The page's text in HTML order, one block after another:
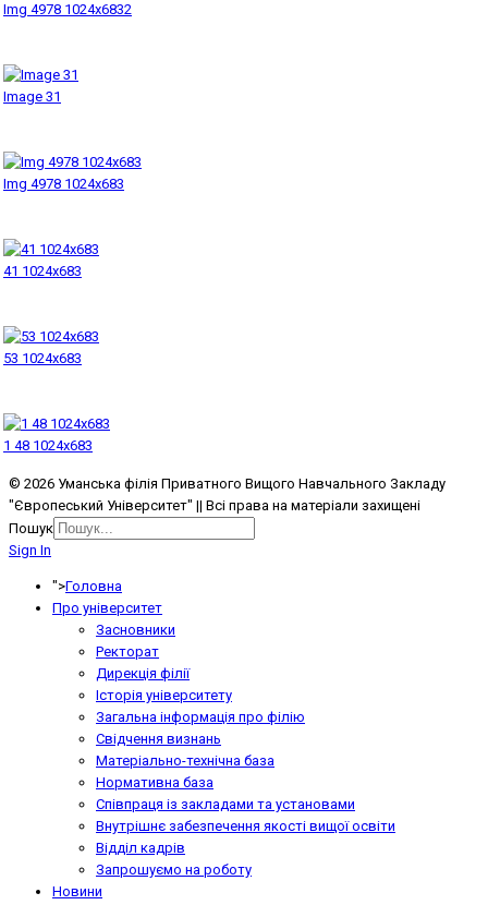
Img 4978 1024x6832
Image 31
Img 4978 1024x683
41 1024x683
53 1024x683
1 48 1024x683
© 2026 Уманська філія Приватного Вищого Навчального Закладу
"Європеський Університет" || Всі права на матеріали захищені
Пошук
Sign In
">Головна
Про університет
Засновники
Ректорат
Дирекція філії
Історія університету
Загальна інформація про філію
Свідчення визнань
Матеріально-технічна база
Нормативна база
Співпраця із закладами та установами
Внутрішнє забезпечення якості вищої освіти
Відділ кадрів
Запрошуємо на роботу
Новини